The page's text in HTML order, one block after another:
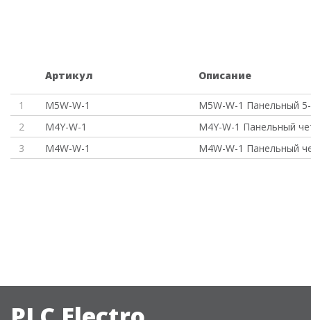
Артикул Описание
1 M5W-W-1
M5W-W-1 Панельный
2
M4Y-W-1
M4Y-W-1 Панельный
3
M4W-W-1 M4W-W-1 Панельный